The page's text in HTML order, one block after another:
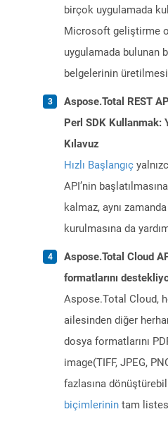
birçok uygulamada
Microsoft geliştirme
uygulamada bulunan
belgelerinin
Aspose.Total REST
Perl SDK Kullanmak:
Kılavuz
Hızlı Başlangıç
API’nin
kalmaz, aynı
kurulmasına da
Aspose.Total Cloud
formatlarını
Aspose.Total Cloud,
ailesinden diğer
dosya formatlarını
image(TIFF, JPEG,
fazlasına
biçimlerinin tam